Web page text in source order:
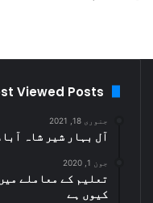
Viewed Posts
جنوری 18, 2021
آل بہار شیر شاہ
جون 1, 2020
تعلیم کے معاملے
کیوں ہے